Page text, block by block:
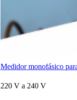
Medidor monofásico
220 V a 240 V